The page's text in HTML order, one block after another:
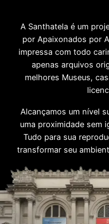
A Santhatela é um
por Apaixonados por
impressa com todo
apenas arquivos
melhores Museus,
Alcançamos um nível
uma proximidade sem
Tudo para sua
transformar seu